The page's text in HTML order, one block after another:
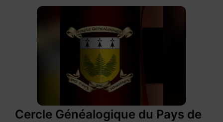
Cercle Généalogique du Pays de